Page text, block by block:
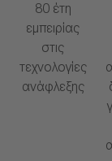
80 έτη
εμπειρίας
στις
τεχνολογίες
ανάφλεξης